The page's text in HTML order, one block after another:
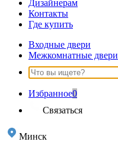
Дизайнерам
Контакты
Где купить
Входные двери
Межкомнатные двери
Избранное0
Связаться
Минск